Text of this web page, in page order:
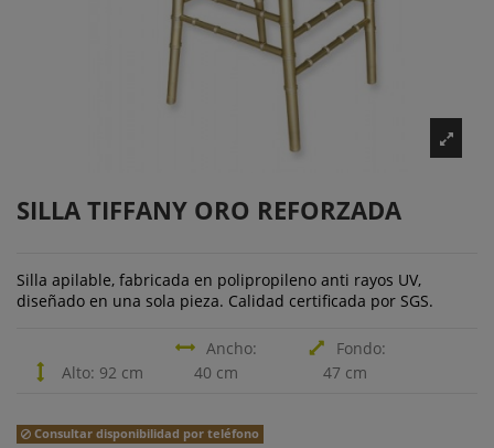
SILLA TIFFANY ORO REFORZADA
Silla apilable, fabricada en polipropileno anti rayos UV,
diseñado en una sola pieza. Calidad certificada por SGS.
Alto: 92 cm
Ancho:
40 cm
Fondo:
47 cm
Consultar disponibilidad por teléfono